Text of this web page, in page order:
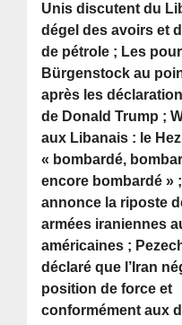
Unis discutent du
dégel des avoirs et
de pétrole ; Les
Bürgenstock au
après les
de Donald Trump ;
aux Libanais : le
« bombardé,
encore bombardé »
annonce la riposte
armées iraniennes
américaines ;
déclaré que l’Iran
position de force et
conformément aux